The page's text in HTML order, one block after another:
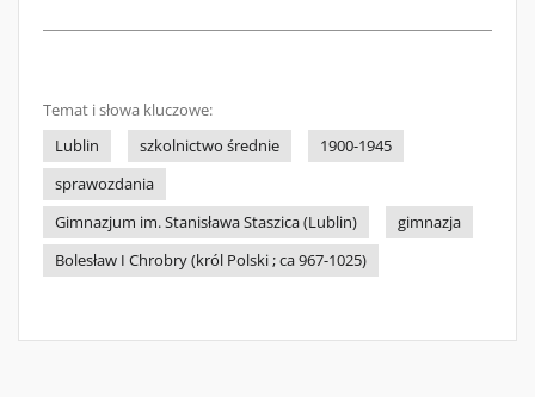
Temat i słowa kluczowe:
Lublin
szkolnictwo średnie
1900-1945
sprawozdania
Gimnazjum im. Stanisława Staszica (Lublin)
gimnazja
Bolesław I Chrobry (król Polski ; ca 967-1025)